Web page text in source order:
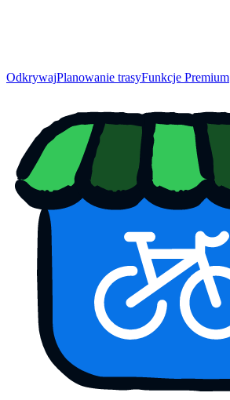
OdkrywajPlanowanie trasyFunkcje Premium